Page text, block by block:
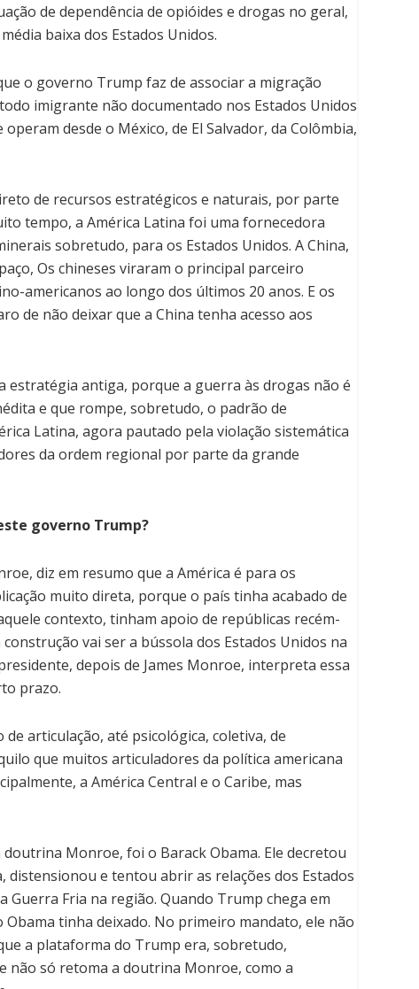
de dependência de opióides e drogas no geral,
baixa dos Estados Unidos.
o governo Trump faz de associar a migração
imigrante não documentado nos Estados Unidos
desde o México, de El Salvador, da Colômbia,
de recursos estratégicos e naturais, por parte
tempo, a América Latina foi uma fornecedora
sobretudo, para os Estados Unidos. A China,
Os chineses viraram o principal parceiro
americanos ao longo dos últimos 20 anos. E os
de não deixar que a China tenha acesso aos
estratégia antiga, porque a guerra às drogas não é
e que rompe, sobretudo, o padrão de
Latina, agora pautado pela violação sistemática
da ordem regional por parte da grande
governo Trump?
diz em resumo que a América é para os
muito direta, porque o país tinha acabado de
contexto, tinham apoio de repúblicas recém-
vai ser a bússola dos Estados Unidos na
depois de James Monroe, interpreta essa
prazo.
articulação, até psicológica, coletiva, de
que muitos articuladores da política americana
a América Central e o Caribe, mas
Monroe, foi o Barack Obama. Ele decretou
distensionou e tentou abrir as relações dos Estados
Guerra Fria na região. Quando Trump chega em
tinha deixado. No primeiro mandato, ele não
a plataforma do Trump era, sobretudo,
não só retoma a doutrina Monroe, como a